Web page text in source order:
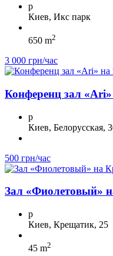
p
Киев, Икс парк
650 m2
3 000 грн/час
Конференц зал
p
Киев, Белорусская,
500 грн/час
Зал «Фиолетовый»
p
Киев, Крещатик, 25
45 m2